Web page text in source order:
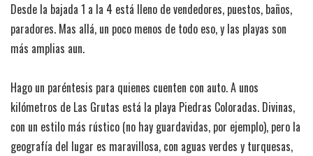
Desde la bajada 1 a la 4 está lleno de vendedores, puestos, baños,
paradores. Mas allá, un poco menos de todo eso, y las playas son
más amplias aun.
Hago un paréntesis para quienes cuenten con auto. A unos
kilómetros de Las Grutas está la playa Piedras Coloradas. Divinas,
con un estilo más rústico (no hay guardavidas, por ejemplo), pero la
geografía del lugar es maravillosa, con aguas verdes y turquesas,